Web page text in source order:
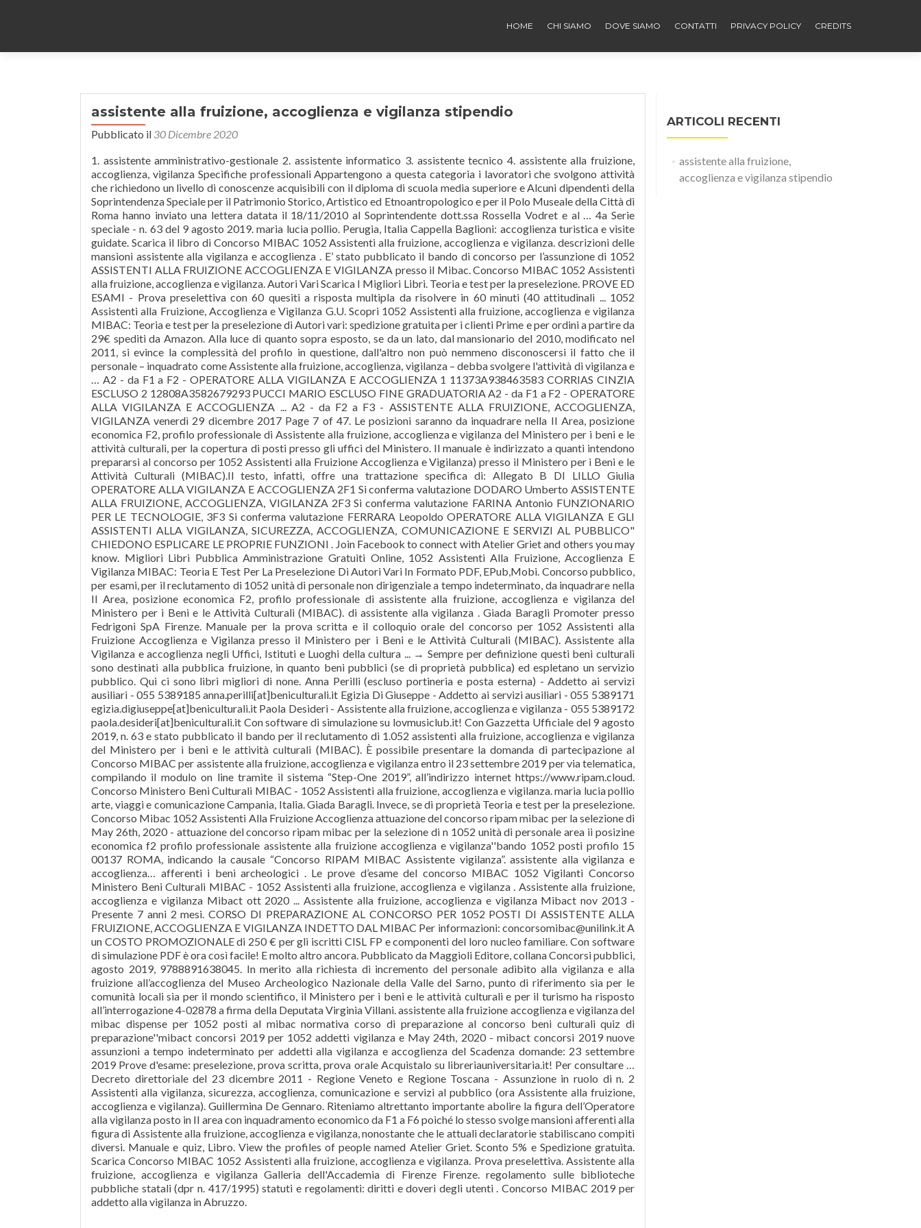
HOME CHI SIAMO DOVE SIAMO CONTATTI PRIVACY POLICY CREDITS
assistente alla fruizione, accoglienza e vigilanza stipendio
Pubblicato il 30 Dicembre 2020
1. assistente amministrativo-gestionale 2. assistente informatico 3. assistente tecnico 4. assistente alla fruizione,
accoglienza, vigilanza Specifiche professionali Appartengono a questa categoria i lavoratori che svolgono attività
che richiedono un livello di conoscenze acquisibili con il diploma di scuola media superiore e Alcuni dipendenti della
Soprintendenza Speciale per il Patrimonio Storico, Artistico ed Etnoantropologico e per il Polo Museale della Città di
Roma hanno inviato una lettera datata il 18/11/2010 al Soprintendente dott.ssa Rossella Vodret e al … 4a Serie
speciale - n. 63 del 9 agosto 2019. maria lucia pollio. Perugia, Italia Cappella Baglioni: accoglienza turistica e visite
guidate. Scarica il libro di Concorso MIBAC 1052 Assistenti alla fruizione, accoglienza e vigilanza. descrizioni delle
mansioni assistente alla vigilanza e accoglienza . E’ stato pubblicato il bando di concorso per l’assunzione di 1052
ASSISTENTI ALLA FRUIZIONE ACCOGLIENZA E VIGILANZA presso il Mibac. Concorso MIBAC 1052 Assistenti
alla fruizione, accoglienza e vigilanza. Autori Vari Scarica I Migliori Libri. Teoria e test per la preselezione. PROVE ED
ESAMI - Prova preselettiva con 60 quesiti a risposta multipla da risolvere in 60 minuti (40 attitudinali ... 1052
Assistenti alla Fruizione, Accoglienza e Vigilanza G.U. Scopri 1052 Assistenti alla fruizione, accoglienza e vigilanza
MIBAC: Teoria e test per la preselezione di Autori vari: spedizione gratuita per i clienti Prime e per ordini a partire da
29€ spediti da Amazon. Alla luce di quanto sopra esposto, se da un lato, dal mansionario del 2010, modificato nel
2011, si evince la complessità del profilo in questione, dall'altro non può nemmeno disconoscersi il fatto che il
personale – inquadrato come Assistente alla fruizione, accoglienza, vigilanza – debba svolgere l'attività di vigilanza e
… A2 - da F1 a F2 - OPERATORE ALLA VIGILANZA E ACCOGLIENZA 1 11373A938463583 CORRIAS CINZIA
ESCLUSO 2 12808A3582679293 PUCCI MARIO ESCLUSO FINE GRADUATORIA A2 - da F1 a F2 - OPERATORE
ALLA VIGILANZA E ACCOGLIENZA ... A2 - da F2 a F3 - ASSISTENTE ALLA FRUIZIONE, ACCOGLIENZA,
VIGILANZA venerdì 29 dicembre 2017 Page 7 of 47. Le posizioni saranno da inquadrare nella II Area, posizione
economica F2, profilo professionale di Assistente alla fruizione, accoglienza e vigilanza del Ministero per i beni e le
attività culturali, per la copertura di posti presso gli uffici del Ministero. Il manuale è indirizzato a quanti intendono
prepararsi al concorso per 1052 Assistenti alla Fruizione Accoglienza e Vigilanza) presso il Ministero per i Beni e le
Attività Culturali (MIBAC).Il testo, infatti, offre una trattazione specifica di: Allegato B DI LILLO Giulia
OPERATORE ALLA VIGILANZA E ACCOGLIENZA 2F1 Si conferma valutazione DODARO Umberto ASSISTENTE
ALLA FRUIZIONE, ACCOGLIENZA, VIGILANZA 2F3 Si conferma valutazione FARINA Antonio FUNZIONARIO
PER LE TECNOLOGIE, 3F3 Si conferma valutazione FERRARA Leopoldo OPERATORE ALLA VIGILANZA E GLI
ASSISTENTI ALLA VIGILANZA, SICUREZZA, ACCOGLIENZA, COMUNICAZIONE E SERVIZI AL PUBBLICO"
CHIEDONO ESPLICARE LE PROPRIE FUNZIONI . Join Facebook to connect with Atelier Griet and others you may
know. Migliori Libri Pubblica Amministrazione Gratuiti Online, 1052 Assistenti Alla Fruizione, Accoglienza E
Vigilanza MIBAC: Teoria E Test Per La Preselezione Di Autori Vari In Formato PDF, EPub,Mobi. Concorso pubblico,
per esami, per il reclutamento di 1052 unità di personale non dirigenziale a tempo indeterminato, da inquadrare nella
II Area, posizione economica F2, profilo professionale di assistente alla fruizione, accoglienza e vigilanza del
Ministero per i Beni e le Attività Culturali (MIBAC). di assistente alla vigilanza . Giada Baragli Promoter presso
Fedrigoni SpA Firenze. Manuale per la prova scritta e il colloquio orale del concorso per 1052 Assistenti alla
Fruizione Accoglienza e Vigilanza presso il Ministero per i Beni e le Attività Culturali (MIBAC). Assistente alla
Vigilanza e accoglienza negli Uffici, Istituti e Luoghi della cultura ... → Sempre per definizione questi beni culturali
sono destinati alla pubblica fruizione, in quanto beni pubblici (se di proprietà pubblica) ed espletano un servizio
pubblico. Qui ci sono libri migliori di none. Anna Perilli (escluso portineria e posta esterna) - Addetto ai servizi
ausiliari - 055 5389185 anna.perilli[at]beniculturali.it Egizia Di Giuseppe - Addetto ai servizi ausiliari - 055 5389171
egizia.digiuseppe[at]beniculturali.it Paola Desideri - Assistente alla fruizione, accoglienza e vigilanza - 055 5389172
paola.desideri[at]beniculturali.it Con software di simulazione su lovmusiclub.it! Con Gazzetta Ufficiale del 9 agosto
2019, n. 63 e stato pubblicato il bando per il reclutamento di 1.052 assistenti alla fruizione, accoglienza e vigilanza
del Ministero per i beni e le attività culturali (MIBAC). È possibile presentare la domanda di partecipazione al
Concorso MIBAC per assistente alla fruizione, accoglienza e vigilanza entro il 23 settembre 2019 per via telematica,
compilando il modulo on line tramite il sistema “Step-One 2019”, all’indirizzo internet https://www.ripam.cloud.
Concorso Ministero Beni Culturali MIBAC - 1052 Assistenti alla fruizione, accoglienza e vigilanza. maria lucia pollio
arte, viaggi e comunicazione Campania, Italia. Giada Baragli. Invece, se di proprietà Teoria e test per la preselezione.
Concorso Mibac 1052 Assistenti Alla Fruizione Accoglienza attuazione del concorso ripam mibac per la selezione di
May 26th, 2020 - attuazione del concorso ripam mibac per la selezione di n 1052 unità di personale area ii posizine
economica f2 profilo professionale assistente alla fruizione accoglienza e vigilanza''bando 1052 posti profilo 15
00137 ROMA, indicando la causale “Concorso RIPAM MIBAC Assistente vigilanza”. assistente alla vigilanza e
accoglienza… afferenti i beni archeologici . Le prove d’esame del concorso MIBAC 1052 Vigilanti Concorso
Ministero Beni Culturali MIBAC - 1052 Assistenti alla fruizione, accoglienza e vigilanza . Assistente alla fruizione,
accoglienza e vigilanza Mibact ott 2020 ... Assistente alla fruizione, accoglienza e vigilanza Mibact nov 2013 -
Presente 7 anni 2 mesi. CORSO DI PREPARAZIONE AL CONCORSO PER 1052 POSTI DI ASSISTENTE ALLA
FRUIZIONE, ACCOGLIENZA E VIGILANZA INDETTO DAL MIBAC Per informazioni: concorsomibac@unilink.it A
un COSTO PROMOZIONALE di 250 € per gli iscritti CISL FP e componenti del loro nucleo familiare. Con software
di simulazione PDF è ora così facile! E molto altro ancora. Pubblicato da Maggioli Editore, collana Concorsi pubblici,
agosto 2019, 9788891638045. In merito alla richiesta di incremento del personale adibito alla vigilanza e alla
fruizione all’accoglienza del Museo Archeologico Nazionale della Valle del Sarno, punto di riferimento sia per le
comunità locali sia per il mondo scientifico, il Ministero per i beni e le attività culturali e per il turismo ha risposto
all’interrogazione 4-02878 a firma della Deputata Virginia Villani. assistente alla fruizione accoglienza e vigilanza del
mibac dispense per 1052 posti al mibac normativa corso di preparazione al concorso beni culturali quiz di
preparazione''mibact concorsi 2019 per 1052 addetti vigilanza e May 24th, 2020 - mibact concorsi 2019 nuove
assunzioni a tempo indeterminato per addetti alla vigilanza e accoglienza del Scadenza domande: 23 settembre
2019 Prove d'esame: preselezione, prova scritta, prova orale Acquistalo su libreriauniversitaria.it! Per consultare …
Decreto direttoriale del 23 dicembre 2011 - Regione Veneto e Regione Toscana - Assunzione in ruolo di n. 2
Assistenti alla vigilanza, sicurezza, accoglienza, comunicazione e servizi al pubblico (ora Assistente alla fruizione,
accoglienza e vigilanza). Guillermina De Gennaro. Riteniamo altrettanto importante abolire la figura dell’Operatore
alla vigilanza posto in II area con inquadramento economico da F1 a F6 poiché lo stesso svolge mansioni afferenti alla
figura di Assistente alla fruizione, accoglienza e vigilanza, nonostante che le attuali declaratorie stabiliscano compiti
diversi. Manuale e quiz, Libro. View the profiles of people named Atelier Griet. Sconto 5% e Spedizione gratuita.
Scarica Concorso MIBAC 1052 Assistenti alla fruizione, accoglienza e vigilanza. Prova preselettiva. Assistente alla
fruizione, accoglienza e vigilanza Galleria dell'Accademia di Firenze Firenze. regolamento sulle biblioteche
pubbliche statali (dpr n. 417/1995) statuti e regolamenti: diritti e doveri degli utenti . Concorso MIBAC 2019 per
addetto alla vigilanza in Abruzzo.
ARTICOLI RECENTI
assistente alla fruizione,
accoglienza e vigilanza stipendio